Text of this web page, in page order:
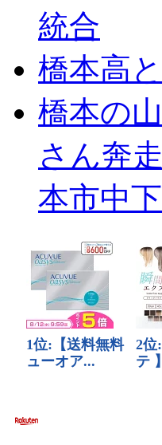
統合
橋本高
橋本の
さん奔
本市中下